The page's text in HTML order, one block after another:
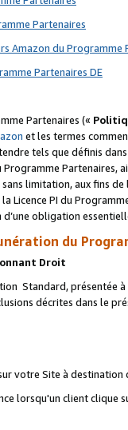
Partenaires
Amazon du Programme
Partenaires DE
Partenaires («
et les termes
tels que définis
Partenaires,
limitation, aux fins
Licence PI du
obligation
du
Droit
Standard, présentée
décrites dans le
votre Site à destination
lorsqu'un client